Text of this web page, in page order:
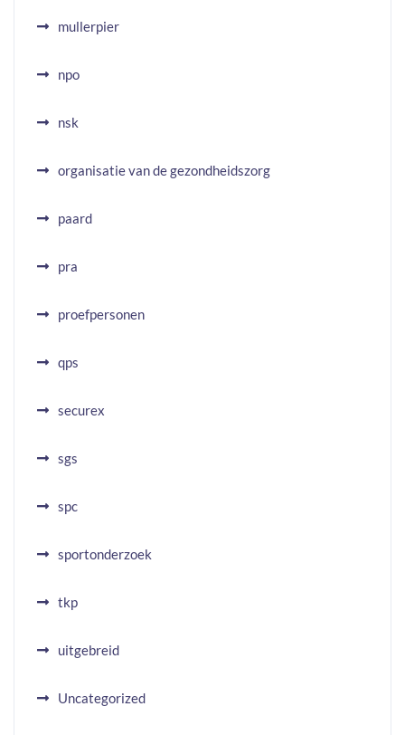
mullerpier
npo
nsk
organisatie van de gezondheidszorg
paard
pra
proefpersonen
qps
securex
sgs
spc
sportonderzoek
tkp
uitgebreid
Uncategorized